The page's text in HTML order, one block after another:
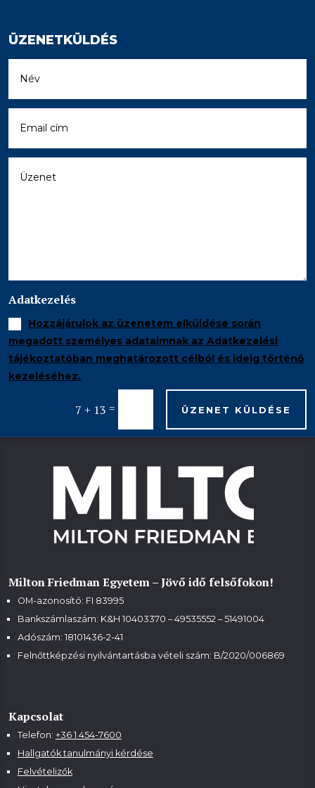
ÜZENETKÜLDÉS
Adatkezelés
Hozzájárulok az üzenetem elküldése során
megadott személyes adataimnak az Adatkezelési
tájékoztatóban meghatározott célból és ideig történő
kezeléséhez.
7 + 13 = ÜZENET KÜLDÉSE
Milton Friedman Egyetem – Jövő idő felsőfokon!
OM-azonosító: FI 83995
Bankszámlaszám: K&H 10403370 – 49535552 – 51491004
Adószám: 18101436-2-41
Felnőttképzési nyilvántartásba vételi szám: B/2020/006869
Kapcsolat
Telefon: +36 1 454-7600
Hallgatók tanulmányi kérdése
Felvételizők